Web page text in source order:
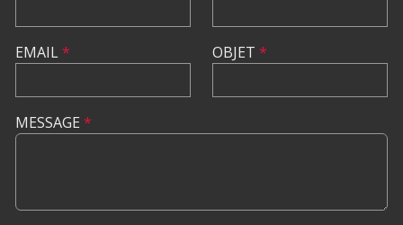
EMAIL* OBJET *
MESSAGE *